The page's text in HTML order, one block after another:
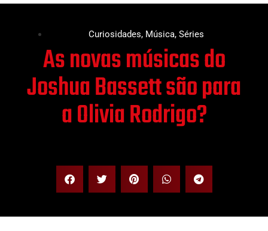
Curiosidades, Música, Séries
As novas músicas do
Joshua Bassett são para
a Olivia Rodrigo?